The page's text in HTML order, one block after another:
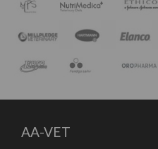
AA-VET